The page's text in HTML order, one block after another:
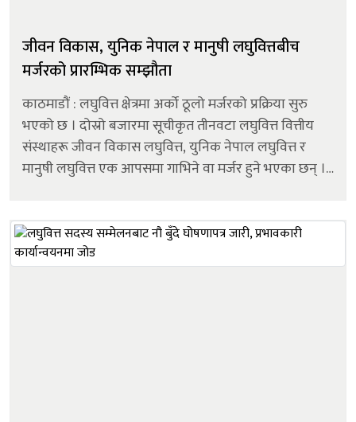
जीवन विकास, युनिक नेपाल र मानुषी लघुवित्तबीच
मर्जरको प्रारम्भिक सम्झौता
काठमाडौं : लघुवित्त क्षेत्रमा अर्को ठूलो मर्जरको प्रक्रिया सुरु
भएको छ । दोस्रो बजारमा सूचीकृत तीनवटा लघुवित्त वित्तीय
संस्थाहरू जीवन विकास लघुवित्त, युनिक नेपाल लघुवित्त र
मानुषी लघुवित्त एक आपसमा गाभिने वा मर्जर हुने भएका छन् ।